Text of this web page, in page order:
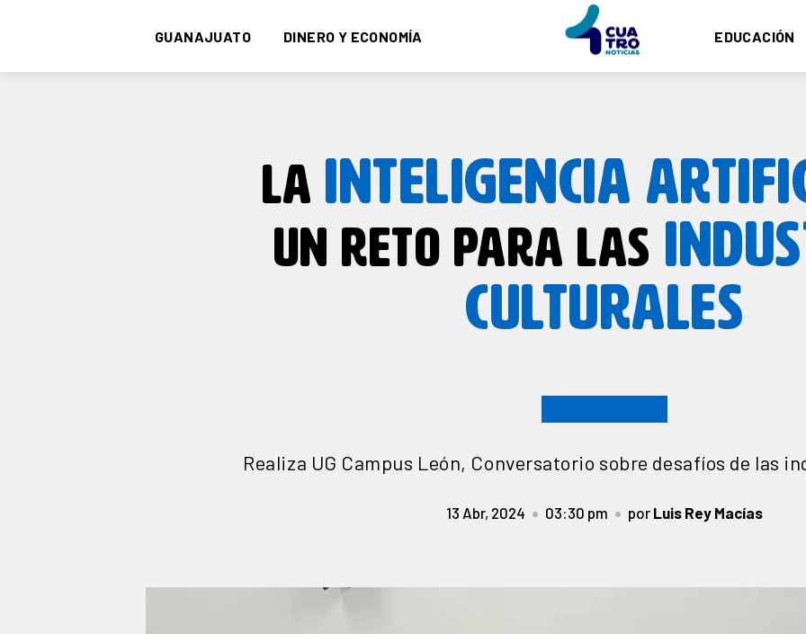
GUANAJUATO DINERO Y ECONOMÍA EDUCACIÓN
LA INTELIGENCIA
UN RETO PARA LAS
CULTURALES
Realiza UG Campus León, Conversatorio sobre desafíos de las
13 Abr, 2024 03:30 pm por Luis Rey Macías